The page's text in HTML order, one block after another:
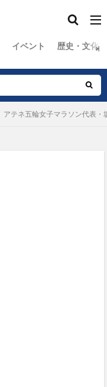
イベント 歴史・文化
アテネ五輪女子マラソン代表